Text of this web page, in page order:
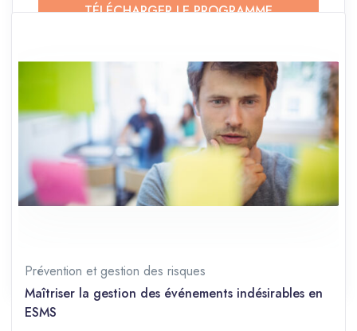
TÉLÉCHARGER LE PROGRAMME
TÉLÉCHARGER LE CATALOGUE
1 jours (7 heures)
Langue Français
Prérequis Tous niveaux
Prévention et gestion des risques
Maîtriser la gestion des événements indésirables en
ESMS